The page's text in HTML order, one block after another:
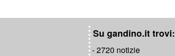
Su gandino.it trovi:
- 2720 notizie